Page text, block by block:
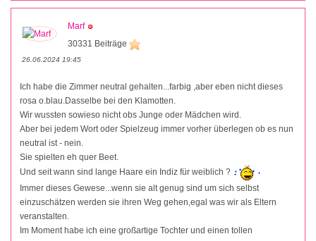
Marf
30331 Beiträge
26.06.2024 19:45
Ich habe die Zimmer neutral gehalten...farbig ,aber eben nicht dieses
rosa o.blau.Dasselbe bei den Klamotten.
Wir wussten sowieso nicht obs Junge oder Mädchen wird.
Aber bei jedem Wort oder Spielzeug immer vorher überlegen ob es nun
neutral ist - nein.
Sie spielten eh quer Beet.
Und seit wann sind lange Haare ein Indiz für weiblich ?
Immer dieses Gewese...wenn sie alt genug sind um sich selbst
einzuschätzen werden sie ihren Weg gehen,egal was wir als Eltern
veranstalten.
Im Moment habe ich eine großartige Tochter und einen tollen